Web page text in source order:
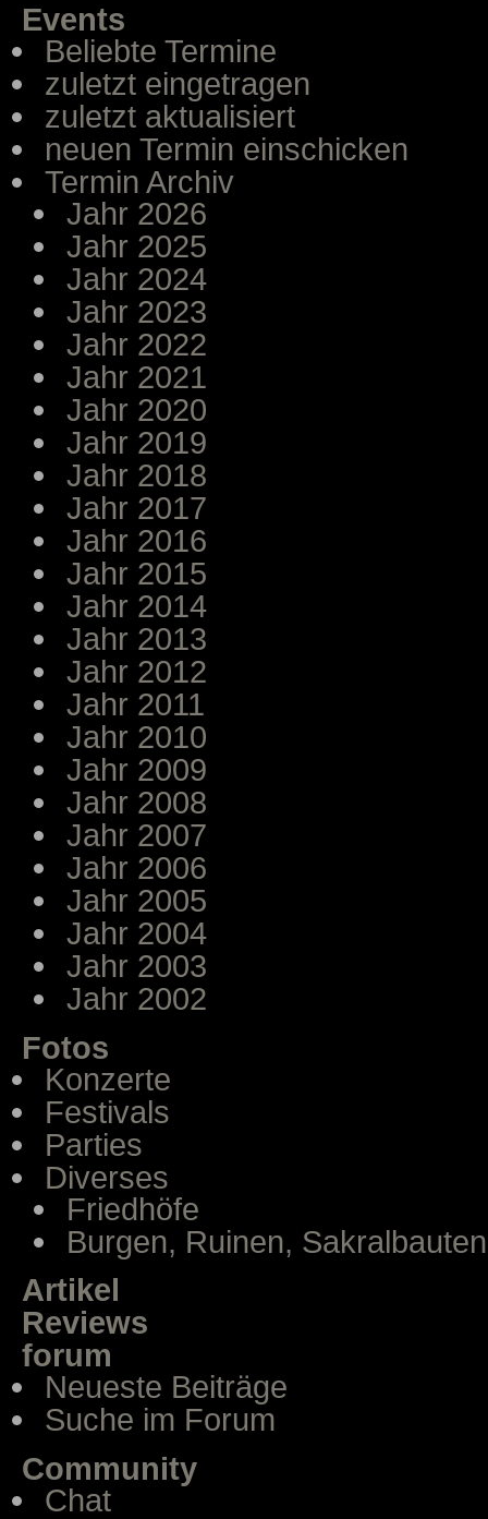
Events
Beliebte Termine
zuletzt eingetragen
zuletzt aktualisiert
neuen Termin einschicken
Termin Archiv
Jahr 2026
Jahr 2025
Jahr 2024
Jahr 2023
Jahr 2022
Jahr 2021
Jahr 2020
Jahr 2019
Jahr 2018
Jahr 2017
Jahr 2016
Jahr 2015
Jahr 2014
Jahr 2013
Jahr 2012
Jahr 2011
Jahr 2010
Jahr 2009
Jahr 2008
Jahr 2007
Jahr 2006
Jahr 2005
Jahr 2004
Jahr 2003
Jahr 2002
Fotos
Konzerte
Festivals
Parties
Diverses
Friedhöfe
Burgen, Ruinen, Sakralbauten
Artikel
Reviews
forum
Neueste Beiträge
Suche im Forum
Community
Chat